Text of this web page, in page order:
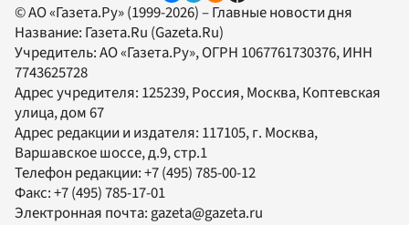
© АО «Газета.Ру» (1999-2026) – Главные новости дня
Название: Газета.Ru (Gazeta.Ru)
Учредитель:АО «Газета.Ру», ОГРН 1067761730376, ИНН
7743625728
Адрес учредителя: 125239, Россия, Москва, Коптевская
улица, дом 67
Адрес редакции и издателя: 117105, г. Москва,
Варшавское шоссе, д.9, стр.1
Телефон редакции:+7 (495) 785-00-12
Факс:+7 (495) 785-17-01
Электронная почта: gazeta@gazeta.ru